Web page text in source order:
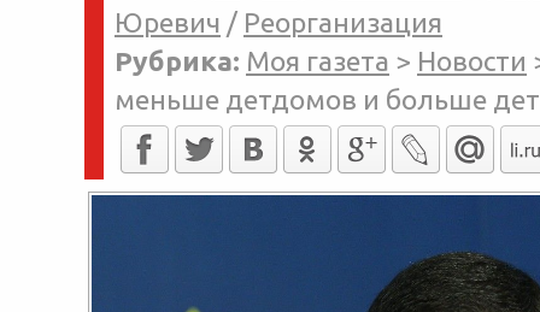
Юревич / Реорганизация
Рубрика: Моя газета > Новости
меньше детдомов и больше